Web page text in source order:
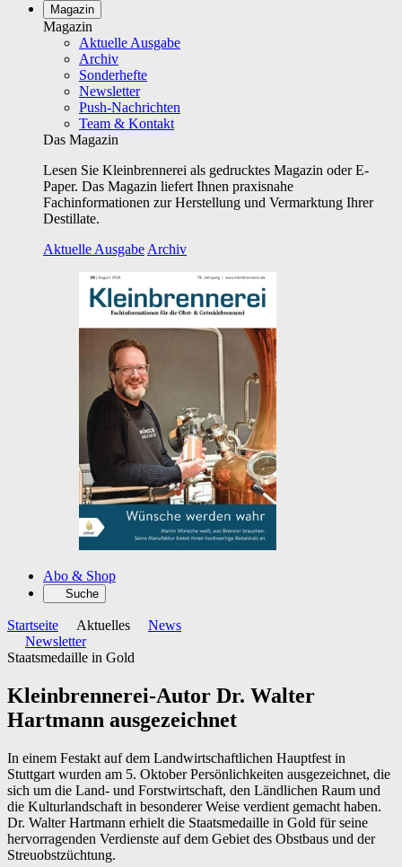
Magazin
Magazin
Aktuelle Ausgabe
Archiv
Sonderhefte
Newsletter
Push-Nachrichten
Team & Kontakt
Das Magazin
Lesen Sie Kleinbrennerei als gedrucktes Magazin oder E-
Paper. Das Magazin liefert Ihnen praxisnahe
Fachinformationen zur Herstellung und Vermarktung Ihrer
Destillate.
Aktuelle Ausgabe Archiv
Abo & Shop
Suche
Startseite Aktuelles
News
Newsletter
Staatsmedaille in Gold
Kleinbrennerei-Autor Dr. Walter
Hartmann ausgezeichnet
In einem Festakt auf dem Landwirtschaftlichen Hauptfest in
Stuttgart wurden am 5. Oktober Persönlichkeiten ausgezeichnet, die
sich um die Land- und Forstwirtschaft, den Ländlichen Raum und
die Kulturlandschaft in besonderer Weise verdient gemacht haben.
Dr. Walter Hartmann erhielt die Staatsmedaille in Gold für seine
hervorragenden Verdienste auf dem Gebiet des Obstbaus und der
Streuobstzüchtung.